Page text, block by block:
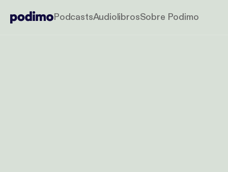
PodcastsAudiolibrosSobre Podimo